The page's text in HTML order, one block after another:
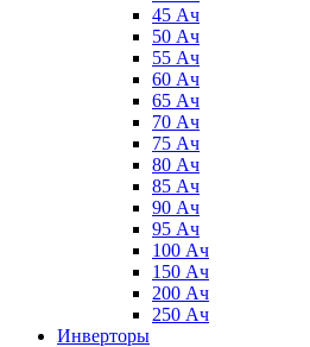
45 Ач
50 Ач
55 Ач
60 Ач
65 Ач
70 Ач
75 Ач
80 Ач
85 Ач
90 Ач
95 Ач
100 Ач
150 Ач
200 Ач
250 Ач
Инверторы